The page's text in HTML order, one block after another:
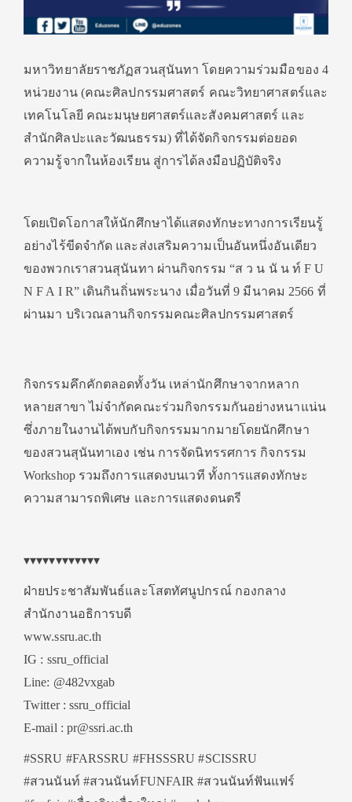
มหาวิทยาลัยราชภัฏสวนสุนันทา โดยความร่วมมือของ 4
หน่วยงาน (คณะศิลปกรรมศาสตร์ คณะวิทยาศาสตร์และ
เทคโนโลยี คณะมนุษยศาสตร์และสังคมศาสตร์ และ
สำนักศิลปะและวัฒนธรรม) ที่ได้จัดกิจกรรมต่อยอด
ความรู้จากในห้องเรียน สู่การได้ลงมือปฏิบัติจริง
โดยเปิดโอกาสให้นักศึกษาได้แสดงทักษะทางการเรียนรู้
อย่างไร้ขีดจำกัด และส่งเสริมความเป็นอันหนึ่งอันเดียว
ของพวกเราสวนสุนันทา ผ่านกิจกรรม “ส ว น นั น ท์ F U
N F A I R” เดินกินถิ่นพระนาง เมื่อวันที่ 9 มีนาคม 2566 ที่
ผ่านมา บริเวณลานกิจกรรมคณะศิลปกรรมศาสตร์
กิจกรรมคึกคักตลอดทั้งวัน เหล่านักศึกษาจากหลาก
หลายสาขา ไม่จำกัดคณะร่วมกิจกรรมกันอย่างหนาแน่น
ซึ่งภายในงานได้พบกับกิจกรรมมากมายโดยนักศึกษา
ของสวนสุนันทาเอง เช่น การจัดนิทรรศการ กิจกรรม
Workshop รวมถึงการแสดงบนเวที ทั้งการแสดงทักษะ
ความสามารถพิเศษ และการแสดงดนตรี
▾▾▾▾▾▾▾▾▾▾▾▾
ฝ่ายประชาสัมพันธ์และโสตทัศนูปกรณ์ กองกลาง
สำนักงานอธิการบดี
www.ssru.ac.th
IG : ssru_official
Line: @482vxgab
Twitter : ssru_official
E-mail : pr@ssri.ac.th
#SSRU #FARSSRU #FHSSSRU #SCISSRU
#สวนนันท์ #สวนนันท์FUNFAIR #สวนนันท์ฟันแฟร์